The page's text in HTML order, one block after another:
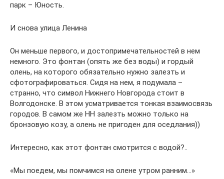
парк – Юность.
И снова улица Ленина
Он меньше первого, и достопримечательностей в нем
немного. Это фонтан (опять же без воды) и гордый
олень, на которого обязательно нужно залезть и
сфотографироваться. Сидя на нем, я подумала –
странно, что символ Нижнего Новгорода стоит в
Волгодонске. В этом усматривается тонкая взаимосвязь
городов. В самом же НН залезть можно только на
бронзовую козу, а олень не пригоден для оседлания))
Интересно, как этот фонтан смотрится с водой?..
«Мы поедем, мы помчимся на олене утром ранним…»